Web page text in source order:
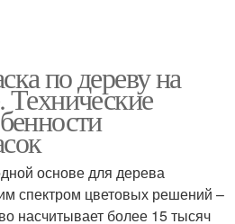
по дереву на
Технические
основе для дерева
спектром цветовых решений –
насчитывает более 15 тысяч